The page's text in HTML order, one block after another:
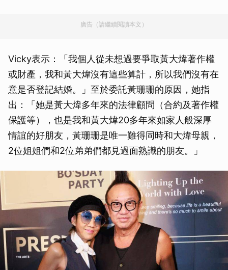
廣告（請繼續閱讀本文）
Vicky表示：「我個人從未想過要爭取黃大煒著作權
或財產，我和黃大煒沒有這些算計，所以我們沒有在
意是否登記結婚。」至於委託黃珊珊的原因，她指
出：「她是黃大煒多年來的法律顧問（合約及著作權
保護等），也是我和黃大煒20多年來如家人般深厚
情誼的好朋友，黃珊珊是唯一難得同時和大煒母親，
2位姐姐們和2位弟弟們都見過面熟識的朋友。」